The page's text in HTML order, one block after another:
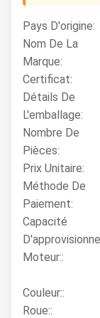
Pays D'origine:
Nom De La
Marque:
Certificat:
Détails De
L'emballage:
Nombre De
Pièces:
Prix Unitaire:
Méthode De
Paiement:
Capacité
Moteur::
Couleur::
Roue::